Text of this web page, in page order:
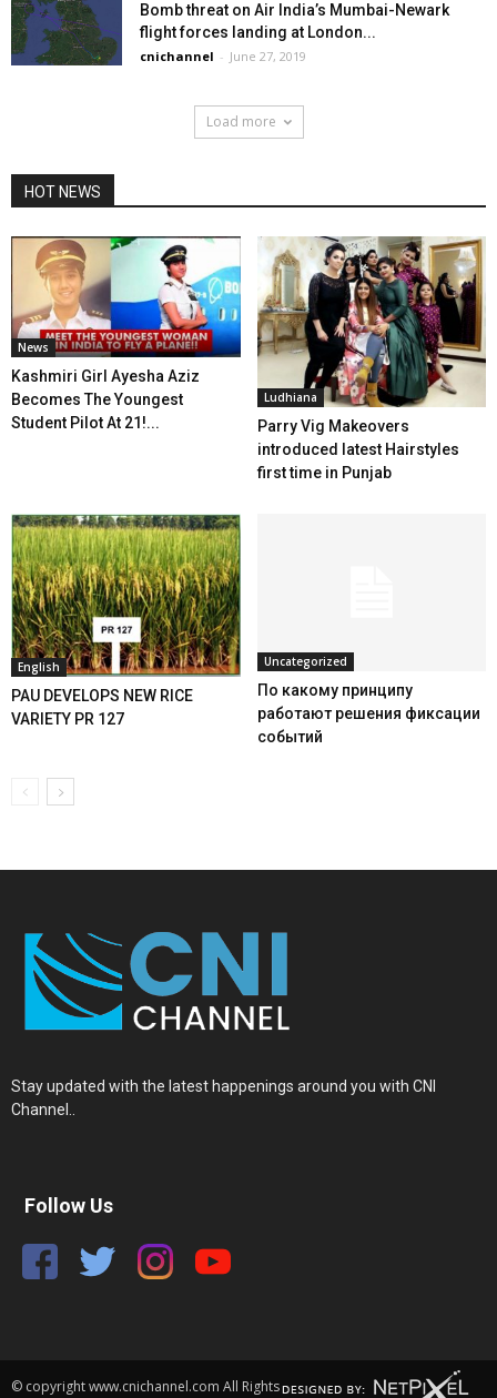
Bomb threat on Air India’s Mumbai-Newark
flight forces landing at London...
cnichannel - June 27, 2019
Load more
HOT NEWS
News
Kashmiri Girl Ayesha Aziz
Becomes The Youngest
Student Pilot At 21!...
Ludhiana
Parry Vig Makeovers
introduced latest Hairstyles
first time in Punjab
English
PAU DEVELOPS NEW RICE
VARIETY PR 127
Uncategorized
По какому принципу
работают решения фиксации
событий
Stay updated with the latest happenings around you with CNI
Channel..
Follow Us
© copyright www.cnichannel.com All Rights